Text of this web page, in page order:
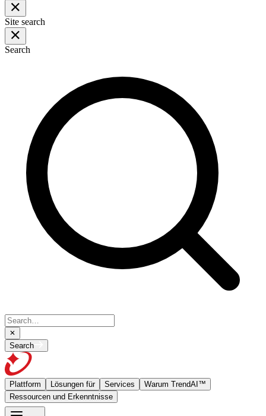
Site search
Search
Search
Plattform Lösungen für Services
Warum TrendAI™
Ressourcen und Erkenntnisse